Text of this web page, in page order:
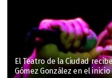
El Teatro de la Ciudad
Gómez González en el